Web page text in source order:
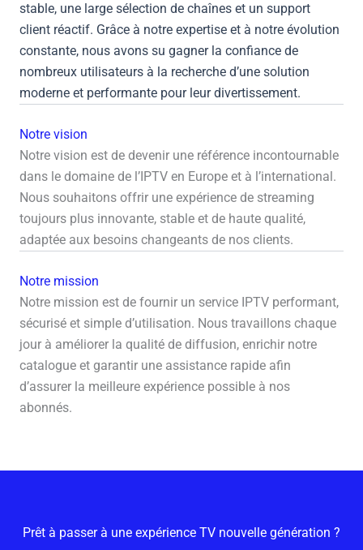
stable, une large sélection de chaînes et un support
client réactif. Grâce à notre expertise et à notre évolution
constante, nous avons su gagner la confiance de
nombreux utilisateurs à la recherche d’une solution
moderne et performante pour leur divertissement.
Notre vision
Notre vision est de devenir une référence incontournable
dans le domaine de l’IPTV en Europe et à l’international.
Nous souhaitons offrir une expérience de streaming
toujours plus innovante, stable et de haute qualité,
adaptée aux besoins changeants de nos clients.
Notre mission
Notre mission est de fournir un service IPTV performant,
sécurisé et simple d’utilisation. Nous travaillons chaque
jour à améliorer la qualité de diffusion, enrichir notre
catalogue et garantir une assistance rapide afin
d’assurer la meilleure expérience possible à nos
abonnés.
Prêt à passer à une expérience TV nouvelle génération ?